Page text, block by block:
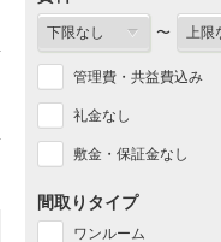
〜
管理費・共益費込み
礼金なし
敷金・保証金なし
間取りタイプ
ワンルーム